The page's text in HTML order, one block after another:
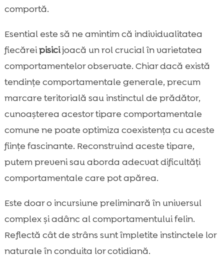
comportă.
Esential este să ne amintim că individualitatea
fiecăreipisicijoacă un rol crucial în varietatea
comportamentelor observate. Chiar dacă există
tendințe comportamentale generale, precum
marcare teritorială sau instinctul de prădător,
cunoașterea acestor tipare comportamentale
comune ne poate optimiza coexistența cu aceste
ființe fascinante. Reconstruind aceste tipare,
putem preveni sau aborda adecvat dificultăți
comportamentale care pot apărea.
Este doar o incursiune preliminară în universul
complex și adânc al comportamentului felin.
Reflectă cât de strâns sunt împletite instinctele lor
naturale în conduita lor cotidiană.